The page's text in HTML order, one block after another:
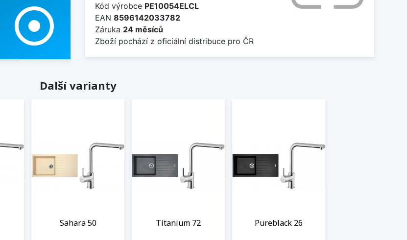
adjust
Kód výrobce PE10054ELCL
EAN 8596142033782
Záruka 24 měsíců
Zboží pochází z oficiální distribuce pro ČR
Další varianty
Sahara 50 Titanium 72 Pureblack 26